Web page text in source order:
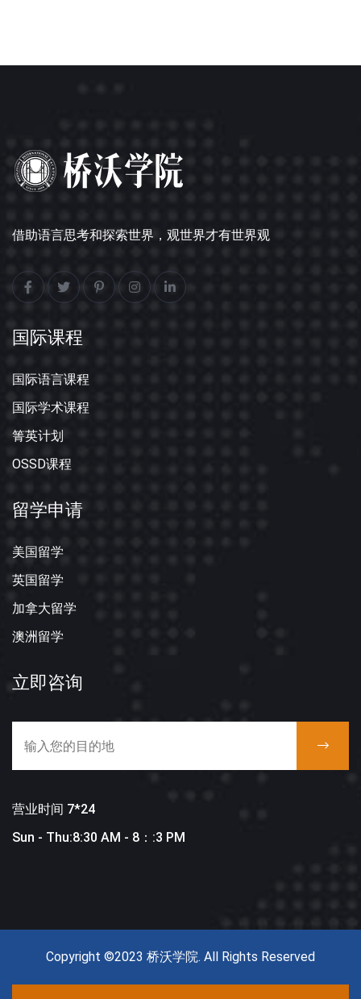
借助语言思考和探索世界，观世界才有世界观
国际课程
国际语言课程
国际学术课程
箐英计划
OSSD课程
留学申请
美国留学
英国留学
加拿大留学
澳洲留学
立即咨询
营业时间 7*24
Sun - Thu:8:30 AM - 8：:3 PM
Copyright ©2023 桥沃学院. All Rights Reserved